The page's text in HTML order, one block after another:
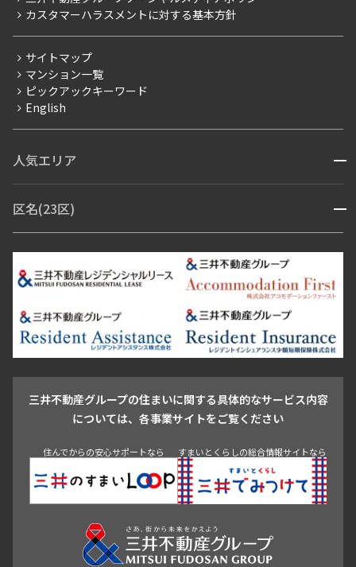
三井不動産企画
賃料改定
フリーレント
ペット可
ブランドマンション
カスタマーハラスメントに対する基本方針
サイトマップ
マンション一覧
ピックアックキーワード
English
人気エリア 開閉
青山・表参道・原宿
市ヶ谷・神楽坂・飯田橋
三田・芝・浜松町
芝浦・汐留・品川
月島・勝どき・豊洲
本郷・春日・小石川
目白・高田馬場・早稲田
池尻大橋・三軒茶屋
祐天寺・学芸大学・自由が丘
駒沢・用賀・二子玉川
成城・砧
池袋・板橋・王子
青山 渋谷 東京・大手町 新宿 品川
目黒・中目黒
区名(23区) 開閉
江東区 台東区 墨田区
中野区
豊島区
杉並区 板橋区 練馬区 荒川区
足立区
葛飾区
江戸川区
三井不動産グループの住まいに関する具体的なサービス内容
については、各事業サイトをご覧ください
住んでからの安心サポートなら すまいとくらしの総合情報サイトなら